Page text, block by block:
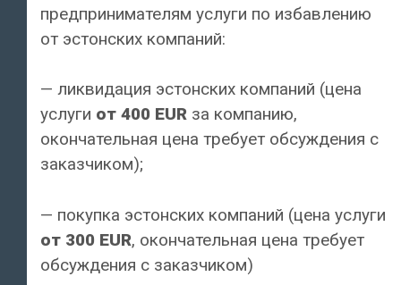
предпринимателям услуги по избавлению
от эстонских компаний:
— ликвидация эстонских компаний (цена
услуги от 400 EUR за компанию,
окончательная цена требует обсуждения с
заказчиком);
— покупка эстонских компаний (цена услуги
от 300 EUR, окончательная цена требует
обсуждения с заказчиком)